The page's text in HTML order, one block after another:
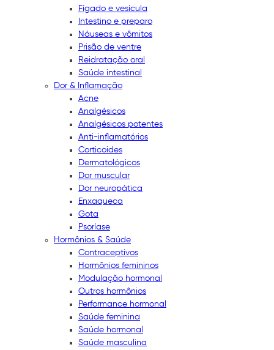
Fígado e vesícula
Intestino e preparo
Náuseas e vômitos
Prisão de ventre
Reidratação oral
Saúde intestinal
Dor & Inflamação
Acne
Analgésicos
Analgésicos potentes
Anti-inflamatórios
Corticoides
Dermatológicos
Dor muscular
Dor neuropática
Enxaqueca
Gota
Psoríase
Hormônios & Saúde
Contraceptivos
Hormônios femininos
Modulação hormonal
Outros hormônios
Performance hormonal
Saúde feminina
Saúde hormonal
Saúde masculina